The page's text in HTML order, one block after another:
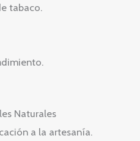
tabaco.
Naturales
a la artesanía.